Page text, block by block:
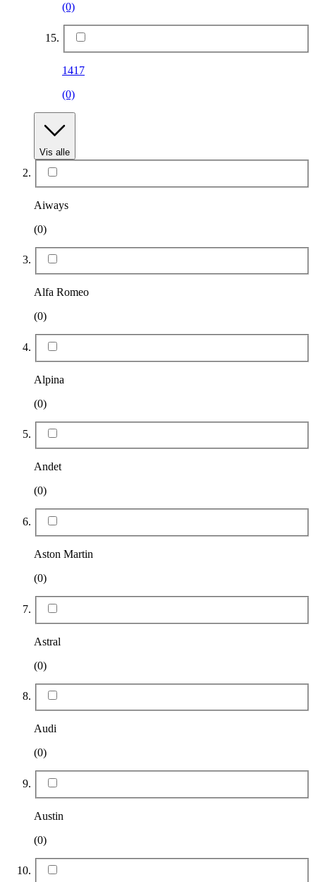
(0)
1417
(0)
Vis alle
Aiways
(0)
Alfa Romeo
(0)
Alpina
(0)
Andet
(0)
Aston Martin
(0)
Astral
(0)
Audi
(0)
Austin
(0)